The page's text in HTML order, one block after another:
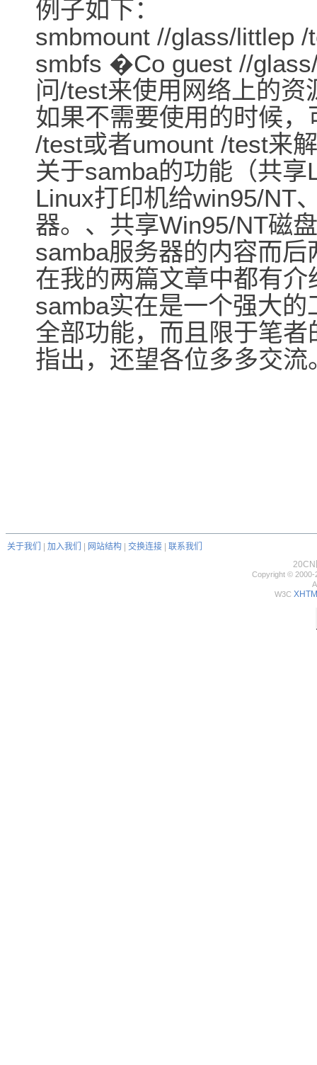
例子如下：
smbmount //glass/littlep
smbfs �Co guest //
问/test来使用网络上的资
如果不需要使用的时候
/test或者umount /test来
关于samba的功能（共
Linux打印机给win95/NT
器。、共享Win95/NT磁
samba服务器的内容而
在我的两篇文章中都有
samba实在是一个强大
全部功能，而且限于笔
指出，还望各位多多交流
关于我们 加入我们 网站结构 交换连接
联系我们
20CN
Copyright © 2000-
W3C